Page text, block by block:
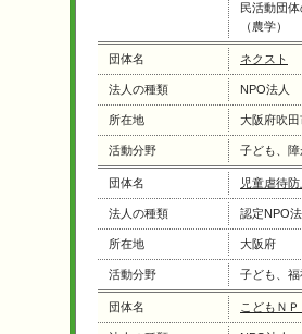
民活動団
（農学）
団体名 ネクスト
法人の種類 NPO法人
所在地 大阪府吹田
活動分野 子ども、
団体名 児童虐待
法人の種類 認定NPO
所在地 大阪府
活動分野 子ども、
団体名 こどもＮＰ